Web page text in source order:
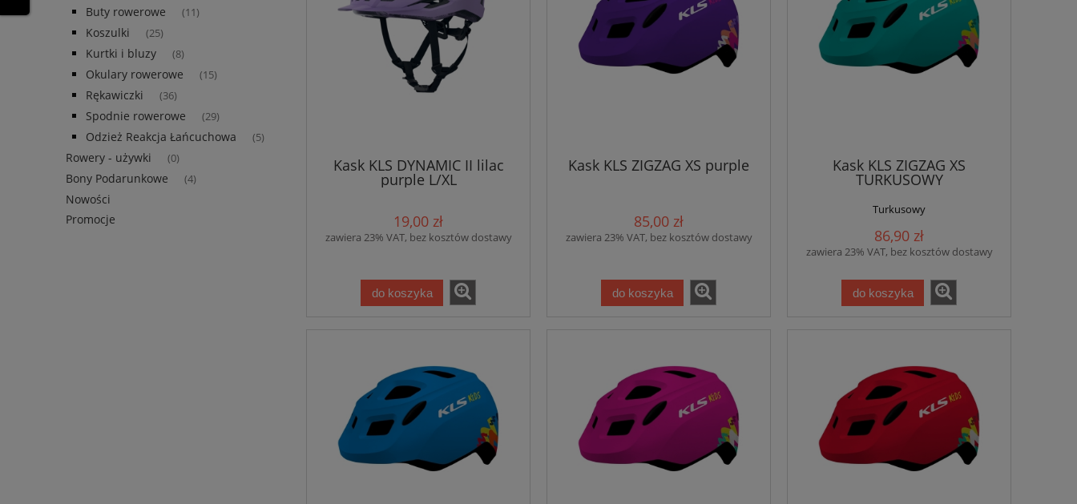
Buty rowerowe (11)
Koszulki (25)
Kurtki i bluzy (8)
Okulary rowerowe (15)
Rękawiczki (36)
Spodnie rowerowe (29)
Odzież Reakcja Łańcuchowa (5)
Rowery - używki (0)
Bony Podarunkowe (4)
Nowości
Promocje
Kask KLS DYNAMIC II lilac
purple L/XL
19,00 zł
zawiera 23% VAT, bez kosztów dostawy
do koszyka
Kask KLS ZIGZAG XS purple
85,00 zł
zawiera 23% VAT, bez kosztów dostawy
do koszyka
Kask KLS ZIGZAG XS
TURKUSOWY
Turkusowy
86,90 zł
zawiera 23% VAT, bez kosztów dostawy
do koszyka